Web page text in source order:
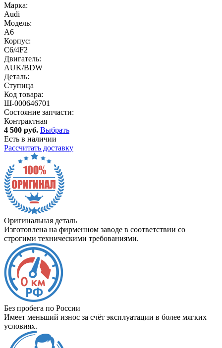
Марка:
Audi
Модель:
A6
Корпус:
C6/4F2
Двигатель:
AUK/BDW
Деталь:
Ступица
Код товара:
Ш-000646701
Состояние запчасти:
Контрактная
4 500 руб. Выбрать
Есть в наличии
Рассчитать доставку
Оригинальная деталь
Изготовлена на фирменном заводе в соответствии со
строгими техническими требованиями.
Без пробега по России
Имеет меньший износ за счёт эксплуатации в более мягких
условиях.